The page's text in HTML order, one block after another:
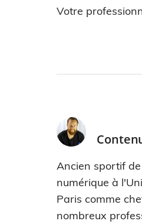
Votre
Ancien sportif
numérique à
Paris comme
nombreux